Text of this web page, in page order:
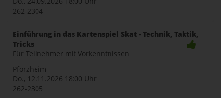
262-2304
Einführung in das Kartenspiel Skat - Technik, Taktik,
Tricks
Für Teilnehmer mit Vorkenntnissen
Pforzheim
Do., 12.11.2026 18:00 Uhr
262-2305